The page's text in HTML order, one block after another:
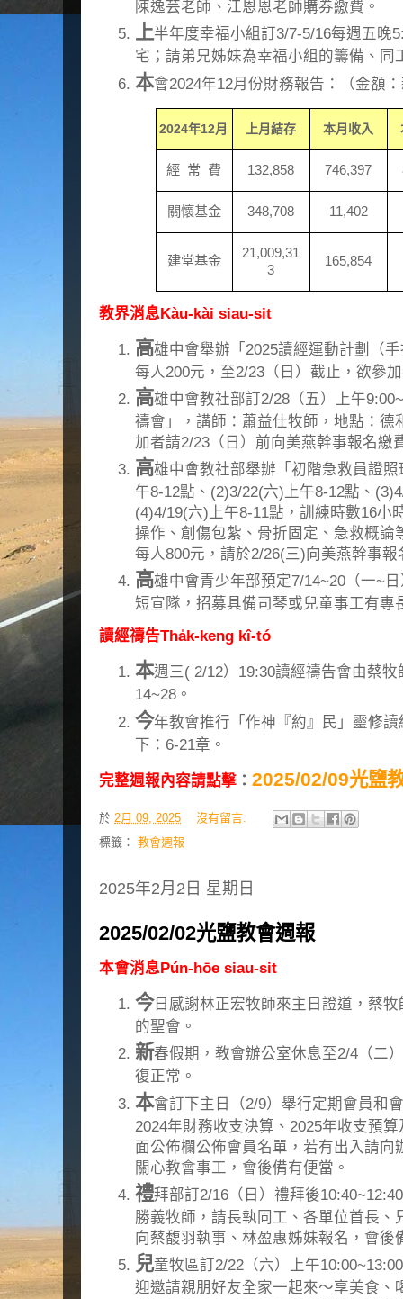
陳逸芸老師、江恩恩老師購券繳費。
上半年度幸福小組訂3/7-5/16每週五晚
宅；請弟兄姊妹為幸福小組的籌備、同
本會2024年12月份財務報告：（金額
2024年12月 上月結存 本月收入
經 常 費 132,858 746,397
關懷基金 348,708 11,402
建堂基金
21,009,31
3
165,854
教界消息Kàu-kài siau-sit
高雄中會舉辦「2025讀經運動計劃（
每人200元，至2/23（日）截止，欲參
高雄中會教社部訂2/28（五）上午
禱會」，講師：蕭益仕牧師，地點：德
加者請2/23（日）前向美燕幹事報名繳
高雄中會教社部舉辦「初階急救員證
午8-12點、(2)3/22(六)上午8-12點、
(4)4/19(六)上午8-11點，訓練時數16小
操作、創傷包紮、骨折固定、急救概論
每人800元，請於2/26(三)向美燕幹事
高雄中會青少年部預定7/14~20（一~
短宣隊，招募具備司琴或兒童事工有專
讀經禱告Tha̍k-keng kî-tó
本週三( 2/12）19:30讀經禱告會由蔡
14~28。
今年教會推行「作神『約』民」靈修
下：6-21章。
完整週報內容請點擊 ： 2025/02/09光鹽
於 2月 09, 2025
沒有留言:
標籤： 教會週報
2025年2月2日 星期日
2025/02/02光鹽教會週報
本會消息Pún-hōe siau-sit
今日感謝林正宏牧師來主日證道，蔡
的聖會。
新春假期，教會辦公室休息至2/4（二
復正常。
本會訂下主日（2/9）舉行定期會員和
2024年財務收支決算、2025年收支預
面公佈欄公佈會員名單，若有出入請
關心教會事工，會後備有便當。
禮拜部訂2/16（日）禮拜後
勝義牧師，請長執同工、各單位首長、
向蔡馥羽執事、林盈惠姊妹報名，會後
兒童牧區訂2/22（六）上午
迎邀請親朋好友全家一起來～享美食、